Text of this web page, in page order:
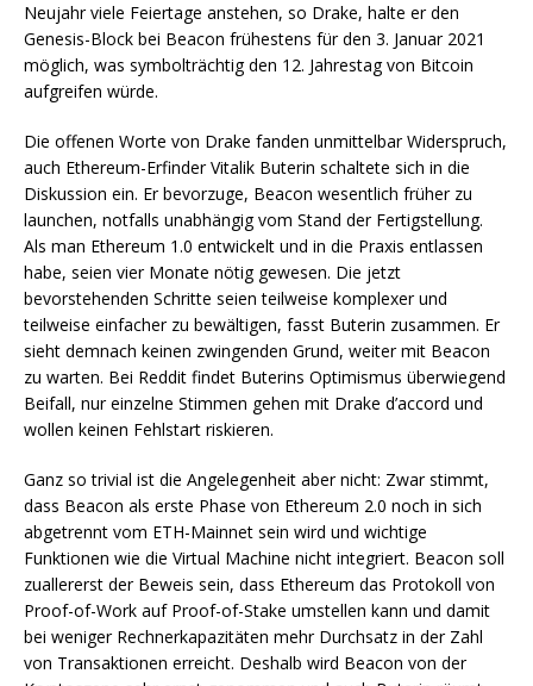
Neujahr viele Feiertage anstehen, so Drake, halte er den
Genesis-Block bei Beacon frühestens für den 3. Januar 2021
möglich, was symbolträchtig den 12. Jahrestag von Bitcoin
aufgreifen würde.
Die offenen Worte von Drake fanden unmittelbar Widerspruch,
auch Ethereum-Erfinder Vitalik Buterin schaltete sich in die
Diskussion ein. Er bevorzuge, Beacon wesentlich früher zu
launchen, notfalls unabhängig vom Stand der Fertigstellung.
Als man Ethereum 1.0 entwickelt und in die Praxis entlassen
habe, seien vier Monate nötig gewesen. Die jetzt
bevorstehenden Schritte seien teilweise komplexer und
teilweise einfacher zu bewältigen, fasst Buterin zusammen. Er
sieht demnach keinen zwingenden Grund, weiter mit Beacon
zu warten. Bei Reddit findet Buterins Optimismus überwiegend
Beifall, nur einzelne Stimmen gehen mit Drake d’accord und
wollen keinen Fehlstart riskieren.
Ganz so trivial ist die Angelegenheit aber nicht: Zwar stimmt,
dass Beacon als erste Phase von Ethereum 2.0 noch in sich
abgetrennt vom ETH-Mainnet sein wird und wichtige
Funktionen wie die Virtual Machine nicht integriert. Beacon soll
zuallererst der Beweis sein, dass Ethereum das Protokoll von
Proof-of-Work auf Proof-of-Stake umstellen kann und damit
bei weniger Rechnerkapazitäten mehr Durchsatz in der Zahl
von Transaktionen erreicht. Deshalb wird Beacon von der